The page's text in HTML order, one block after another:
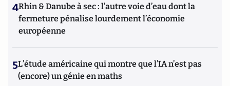
4Rhin & Danube à sec : l’autre voie d’eau dont la
fermeture pénalise lourdement l’économie
européenne
5L’étude américaine qui montre que l’IA n’est pas
(encore) un génie en maths